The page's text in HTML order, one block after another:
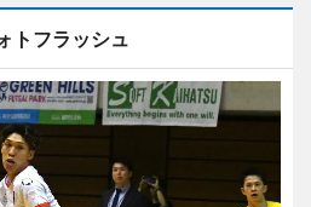
トフラッシュ